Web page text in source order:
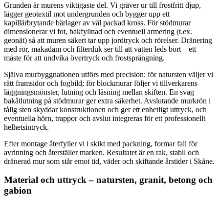
Grunden är murens viktigaste del. Vi gräver ur till frostfritt djup,
lägger geotextil mot undergrunden och bygger upp ett
kapillärbrytande bärlager av väl packad kross. För stödmurar
dimensionerar vi fot, bakfyllnad och eventuell armering (t.ex.
geonät) så att muren säkert tar upp jordtryck och rörelser. Dränering
med rör, makadam och filterduk ser till att vatten leds bort – ett
måste för att undvika övertryck och frostsprängning.
Själva murbyggnationen utförs med precision: för natursten väljer vi
rätt framsidor och fogbild; för blockmurar följer vi tillverkarens
läggningsmönster, lutning och låsning mellan skiften. En svag
bakåtlutning på stödmurar ger extra säkerhet. Avslutande murkrön i
tålig sten skyddar konstruktionen och ger ett enhetligt uttryck, och
eventuella hörn, trappor och avslut integreras för ett professionellt
helhetsintryck.
Efter montage återfyller vi i skikt med packning, formar fall för
avrinning och återställer marken. Resultatet är en rak, stabil och
dränerad mur som står emot tid, väder och skiftande årstider i Skåne.
Material och uttryck – natursten, granit, betong och
gabion